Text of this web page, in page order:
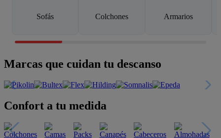
Sofás Colchones Armarios
Marcas que cuidan tu descanso
Confort a tu medida